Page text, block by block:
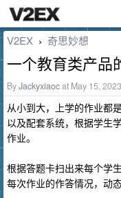
V2EX › 奇思妙想
一个教育类产品
ByJackyxiaocat May 15,
从小到大，上学的作业都
以及配套系统，根据学生
作业。
根据答题卡扫出来每个学
每次作业的作答情况，动